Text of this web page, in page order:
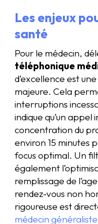
Les enjeux
santé
Pour le médecin,
téléphonique
d’excellence est
majeure. Cela
interruptions
indique qu’un
concentration du
environ 15 minutes
focus optimal. Un
également
remplissage de
rendez-vous non
rigoureuse est
médecin généraliste